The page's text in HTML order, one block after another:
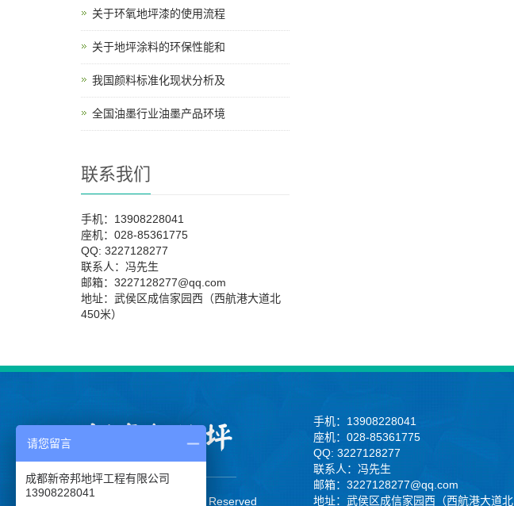
关于环氧地坪漆的使用流程
关于地坪涂料的环保性能和
我国颜料标准化现状分析及
全国油墨行业油墨产品环境
联系我们
手机：13908228041
座机：028-85361775
QQ: 3227128277
联系人：冯先生
邮箱：3227128277@qq.com
地址：武侯区成信家园西（西航港大道北
450米）
CopyRight 2013 All Right Reserved
手机：13908228041
座机：028-85361775
QQ: 3227128277
联系人：冯先生
邮箱：3227128277@qq.com
地址：武侯区成信家园西（西航港大道北
请您留言
成都新帝邦地坪工程有限公司
13908228041